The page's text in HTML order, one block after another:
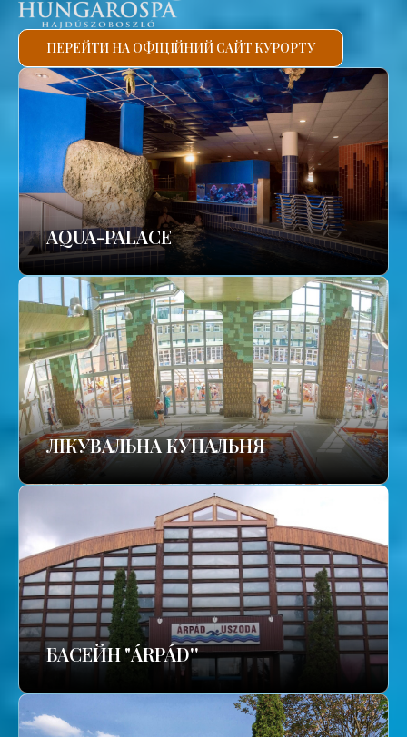
ПЕРЕЙТИ НА ОФІЦІЙНИЙ САЙТ КУРОРТУ
AQUA-PALACE
ЛІКУВАЛЬНА КУПАЛЬНЯ
БАСЕЙН "ÁRPÁD''